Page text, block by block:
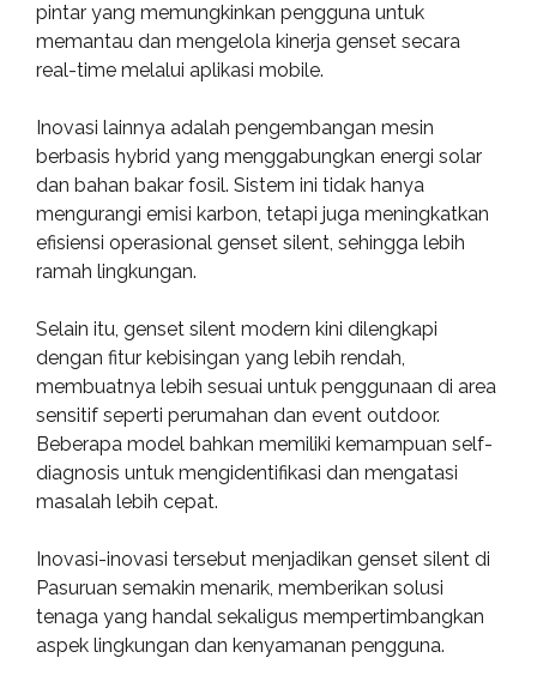
pintar yang memungkinkan pengguna untuk
memantau dan mengelola kinerja genset secara
real-time melalui aplikasi mobile.
Inovasi lainnya adalah pengembangan mesin
berbasis hybrid yang menggabungkan energi solar
dan bahan bakar fosil. Sistem ini tidak hanya
mengurangi emisi karbon, tetapi juga meningkatkan
efisiensi operasional genset silent, sehingga lebih
ramah lingkungan.
Selain itu, genset silent modern kini dilengkapi
dengan fitur kebisingan yang lebih rendah,
membuatnya lebih sesuai untuk penggunaan di area
sensitif seperti perumahan dan event outdoor.
Beberapa model bahkan memiliki kemampuan self-
diagnosis untuk mengidentifikasi dan mengatasi
masalah lebih cepat.
Inovasi-inovasi tersebut menjadikan genset silent di
Pasuruan semakin menarik, memberikan solusi
tenaga yang handal sekaligus mempertimbangkan
aspek lingkungan dan kenyamanan pengguna.